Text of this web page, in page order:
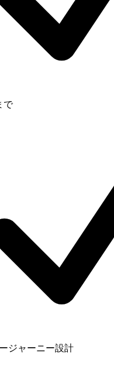
で
ジャーニー設計